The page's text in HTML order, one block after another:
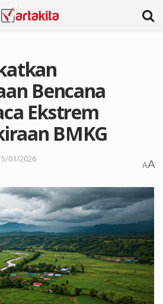
Bencana
Ekstrem
BMKG
01/2026
AA